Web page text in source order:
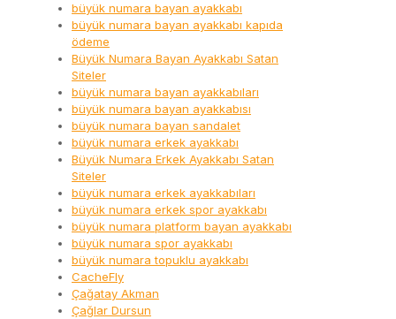
büyük numara bayan ayakkabı
büyük numara bayan ayakkabı kapıda
ödeme
Büyük Numara Bayan Ayakkabı Satan
Siteler
büyük numara bayan ayakkabıları
büyük numara bayan ayakkabısı
büyük numara bayan sandalet
büyük numara erkek ayakkabı
Büyük Numara Erkek Ayakkabı Satan
Siteler
büyük numara erkek ayakkabıları
büyük numara erkek spor ayakkabı
büyük numara platform bayan ayakkabı
büyük numara spor ayakkabı
büyük numara topuklu ayakkabı
CacheFly
Çağatay Akman
Çağlar Dursun